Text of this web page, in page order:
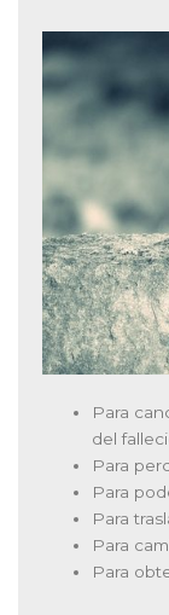
Para
del
Para
Para
Para
Para
Para